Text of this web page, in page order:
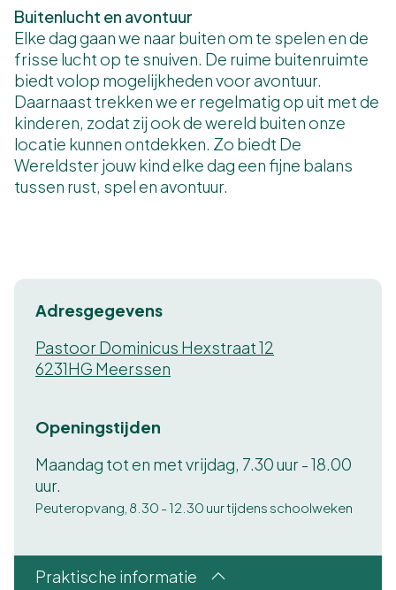
Buitenlucht en avontuur
Elke dag gaan we naar buiten om te spelen en de
frisse lucht op te snuiven. De ruime buitenruimte
biedt volop mogelijkheden voor avontuur.
Daarnaast trekken we er regelmatig op uit met de
kinderen, zodat zij ook de wereld buiten onze
locatie kunnen ontdekken. Zo biedt De
Wereldster jouw kind elke dag een fijne balans
tussen rust, spel en avontuur.
Adresgegevens
Pastoor Dominicus Hexstraat 12
6231HG Meerssen
Openingstijden
Maandag tot en met vrijdag, 7.30 uur - 18.00
uur.
Peuteropvang, 8.30 - 12.30 uur tijdens schoolweken
Praktische informatie